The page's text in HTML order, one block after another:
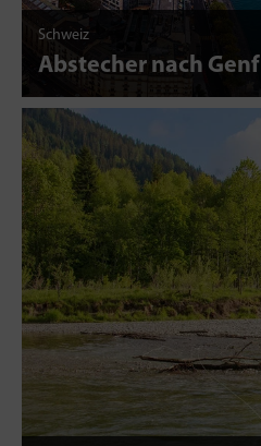
Schweiz
Abstecher nach Genf